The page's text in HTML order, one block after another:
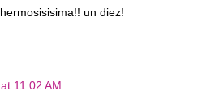
un diez!
11:02 AM